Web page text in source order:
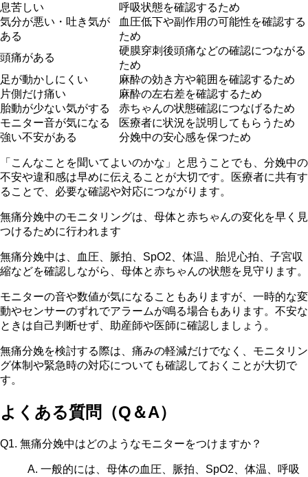
息苦しい
呼吸状態を確認するため
気分が悪い・吐き気が
ある
血圧低下や副作用の可能性を確認する
ため
頭痛がある
硬膜穿刺後頭痛などの確認につながる
ため
足が動かしにくい
麻酔の効き方や範囲を確認するため
片側だけ痛い
麻酔の左右差を確認するため
胎動が少ない気がする
赤ちゃんの状態確認につなげるため
モニター音が気になる
医療者に状況を説明してもらうため
強い不安がある
分娩中の安心感を保つため
「こんなことを聞いてよいのかな」と思うことでも、分娩中の
不安や違和感は早めに伝えることが大切です。医療者に共有す
ることで、必要な確認や対応につながります。
無痛分娩中のモニタリングは、母体と赤ちゃんの変化を早く見
つけるために行われます
無痛分娩中は、血圧、脈拍、SpO2、体温、胎児心拍、子宮収
縮などを確認しながら、母体と赤ちゃんの状態を見守ります。
モニターの音や数値が気になることもありますが、一時的な変
動やセンサーのずれでアラームが鳴る場合もあります。不安な
ときは自己判断せず、助産師や医師に確認しましょう。
無痛分娩を検討する際は、痛みの軽減だけでなく、モニタリン
グ体制や緊急時の対応についても確認しておくことが大切で
す。
よくある質問（Q＆A）
Q1. 無痛分娩中はどのようなモニターをつけますか？
A. 一般的には、母体の血圧、脈拍、SpO2、体温、呼吸